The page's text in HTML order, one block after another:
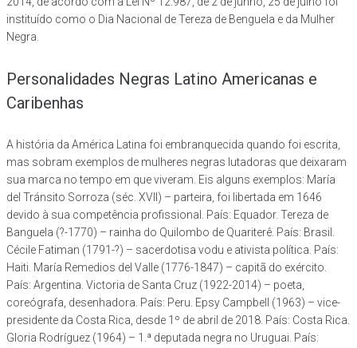
instituído como o Dia Nacional de Tereza de Benguela e da Mulher
Negra.
Personalidades Negras Latino Americanas e
Caribenhas
A história da América Latina foi embranquecida quando foi escrita,
mas sobram exemplos de mulheres negras lutadoras que deixaram
sua marca no tempo em que viveram. Eis alguns exemplos: María
del Tránsito Sorroza (séc. XVII) – parteira, foi libertada em 1646
devido à sua competência profissional. País: Equador. Tereza de
Banguela (?-1770) – rainha do Quilombo de Quariterê. País: Brasil.
Cécile Fatiman (1791-?) – sacerdotisa vodu e ativista política. País:
Haiti. María Remedios del Valle (1776-1847) – capitã do exército.
País: Argentina. Victoria de Santa Cruz (1922-2014) – poeta,
coreógrafa, desenhadora. País: Peru. Epsy Campbell (1963) – vice-
presidente da Costa Rica, desde 1º de abril de 2018. País: Costa Rica.
Gloria Rodríguez (1964) – 1.ª deputada negra no Uruguai. País: